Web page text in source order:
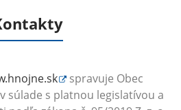
spravuje Obec
súlade s platnou legislatívou a